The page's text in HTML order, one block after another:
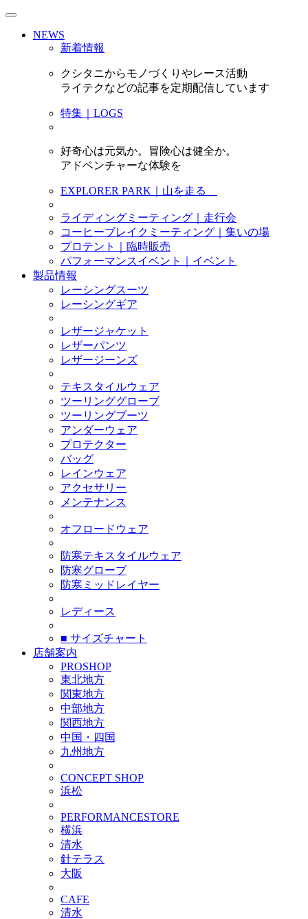
NEWS
新着情報
クシタニからモノづくりやレース活動
ライテクなどの記事を定期配信しています
特集｜LOGS
好奇心は元気か。冒険心は健全か。
アドベンチャーな体験を
EXPLORER PARK｜山を走る
ライディングミーティング｜走行会
コーヒーブレイクミーティング｜集いの場
プロテント｜臨時販売
パフォーマンスイベント｜イベント
製品情報
レーシングスーツ
レーシングギア
レザージャケット
レザーパンツ
レザージーンズ
テキスタイルウェア
ツーリンググローブ
ツーリングブーツ
アンダーウェア
プロテクター
バッグ
レインウェア
アクセサリー
メンテナンス
オフロードウェア
防寒テキスタイルウェア
防寒グローブ
防寒ミッドレイヤー
レディース
■ サイズチャート
店舗案内
PROSHOP
東北地方
関東地方
中部地方
関西地方
中国・四国
九州地方
CONCEPT SHOP
浜松
PERFORMANCESTORE
横浜
清水
針テラス
大阪
CAFE
清水